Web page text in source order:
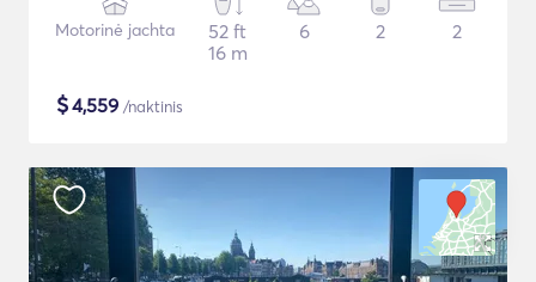
Motorinė jachta
52 ft
16 m
6 2 2
$4,559 /naktinis